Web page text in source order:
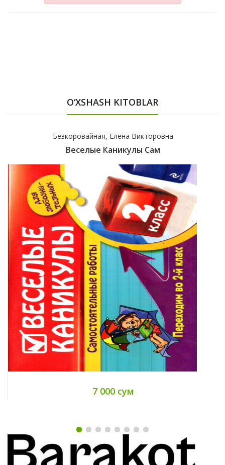
O‘XSHASH KITOBLAR
Безкоровайная, Елена Викторовна
Веселые Каникулы Сам
7 000 сум